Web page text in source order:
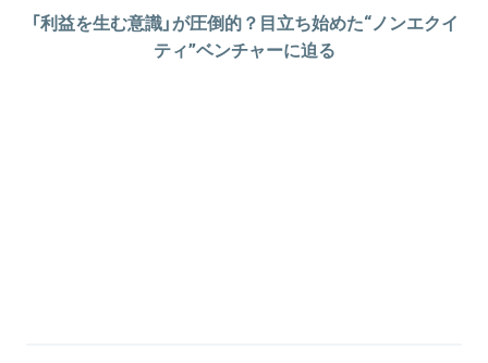
「利益を生む意識」が圧倒的？目立ち始めた“ノンエクイ
ティ”ベンチャーに迫る